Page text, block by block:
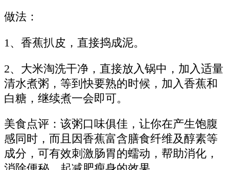
做法：
1、香蕉扒皮，直接捣成泥。
2、大米淘洗干净，直接放入锅中，加入适量
清水煮粥，等到快要熟的时候，加入香蕉和
白糖，继续煮一会即可。
美食点评：该粥口味俱佳，让你在产生饱腹
感同时，而且因香蕉富含膳食纤维及醇素等
成分，可有效刺激肠胃的蠕动，帮助消化，